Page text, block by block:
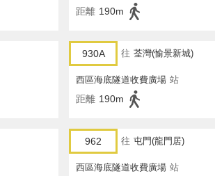
距離 190m
930A 往 荃灣(愉景新城)
西區海底隧道收費廣場 站
距離 190m
962 往 屯門(龍門居)
西區海底隧道收費廣場 站